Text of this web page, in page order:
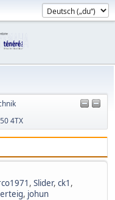
4TX
, Slider, ck1 ,
, johun